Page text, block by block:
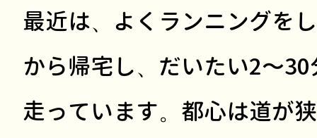
最近は、よくランニングを
から帰宅し、だいたい2〜
走っています。都心は道が